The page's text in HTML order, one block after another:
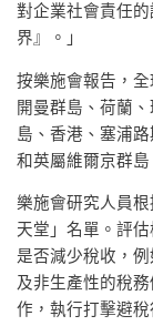
對企業社會責任
界』。」
按樂施會報告，
開曼群島、荷蘭
島、香港、塞浦
和英屬維爾京群島
樂施會研究人員
天堂」名單。評
是否減少稅收，
及非生產性的稅
作，執行打擊避